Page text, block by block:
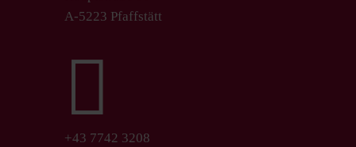
A-5223 Pfaffstätt

+43 7742 3208